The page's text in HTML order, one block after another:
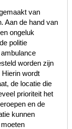
van
Aan de hand van
ongeluk
politie
worden zijn
Hierin wordt
de locatie die
prioriteit het
en de
kunnen